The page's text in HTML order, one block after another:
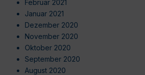
Februar 2021
Januar 2021
Dezember 2020
November 2020
Oktober 2020
September 2020
August 2020